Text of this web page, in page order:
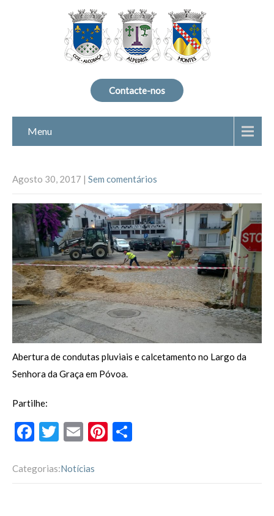
Contacte-nos
Menu
Agosto 30, 2017 | Sem comentários
Abertura de condutas pluviais e calcetamento no Largo da
Senhora da Graça em Póvoa.
Partilhe:
F
e
T
itt
E
ai
Pi
Categorias:Notícias